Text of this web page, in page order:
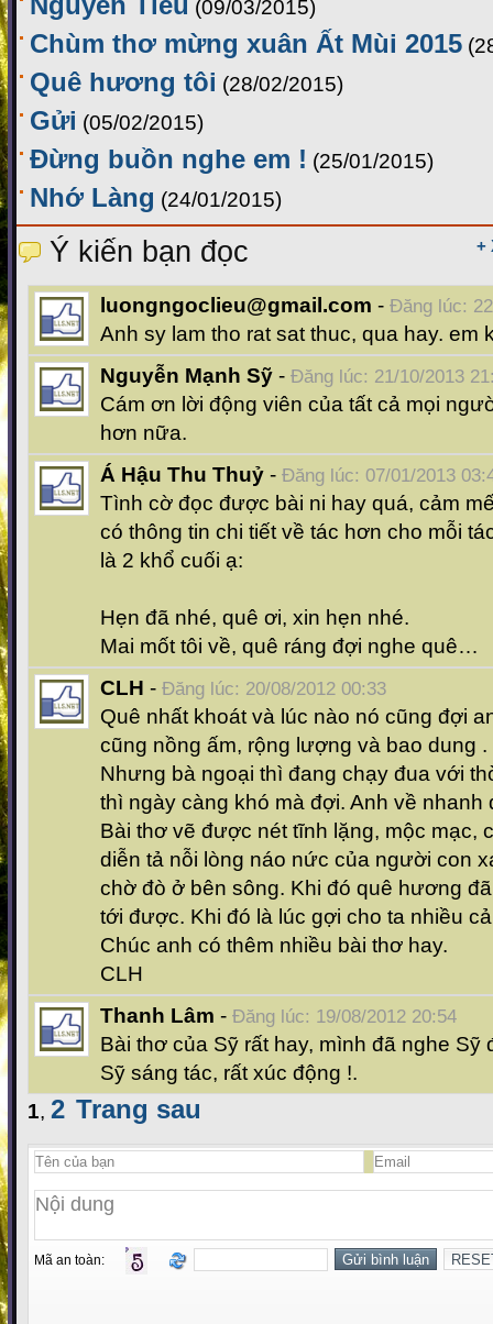
(09/03/2015)
Chùm thơ mừng xuân Ất Mùi 2015
Quê hương tôi (28/02/2015)
Gửi (05/02/2015)
Đừng buồn nghe em ! (25/01/2015)
Nhớ Làng (24/01/2015)
+
Ý kiến bạn đọc
luongngoclieu@gmail.com - Đăng lúc:
Anh sy lam tho rat sat thuc, qua hay. em
Nguyễn Mạnh Sỹ - Đăng lúc: 21/10/2013
Cám ơn lời động viên của tất cả mọi
hơn nữa.
Á Hậu Thu Thuỷ - Đăng lúc: 07/01/2013
Tình cờ đọc được bài ni hay quá, cảm
có thông tin chi tiết về tác hơn cho mỗi
là 2 khổ cuối ạ:
Hẹn đã nhé, quê ơi, xin hẹn nhé.
Mai mốt tôi về, quê ráng đợi nghe quê…
CLH - Đăng lúc: 20/08/2012 00:33
Quê nhất khoát và lúc nào nó cũng đợi
cũng nồng ấm, rộng lượng và bao dung .
Nhưng bà ngoại thì đang chạy đua với
thì ngày càng khó mà đợi. Anh về nhanh
Bài thơ vẽ được nét tĩnh lặng, mộc mạc,
diễn tả nỗi lòng náo nức của người con
chờ đò ở bên sông. Khi đó quê hương
tới được. Khi đó là lúc gợi cho ta nhiều
Chúc anh có thêm nhiều bài thơ hay.
CLH
Thanh Lâm - Đăng lúc: 19/08/2012 20:54
Bài thơ của Sỹ rất hay, mình đã nghe Sỹ
Sỹ sáng tác, rất xúc động !.
1, 2 Trang sau
Mã an toàn: